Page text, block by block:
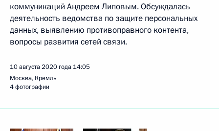
коммуникаций Андреем Липовым. Обсуждалась
деятельность ведомства по защите персональных
данных, выявлению противоправного контента,
вопросы развития сетей связи.
10 августа 2020 года 14:05
Москва, Кремль
4 фотографии